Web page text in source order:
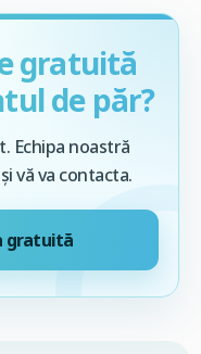
gratuită
de păr?
Echipa noastră
vă va contacta.
gratuită